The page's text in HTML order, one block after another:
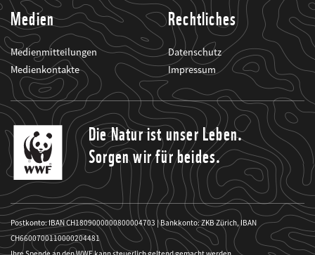
Medien
Medienmitteilungen
Medienkontakte
Rechtliches
Datenschutz
Impressum
Die Natur ist unser Leben.
Sorgen wir für beides.
Postkonto: IBAN CH1809000000800004703 | Bankkonto: ZKB Zürich, IBAN
CH6600700110000204481